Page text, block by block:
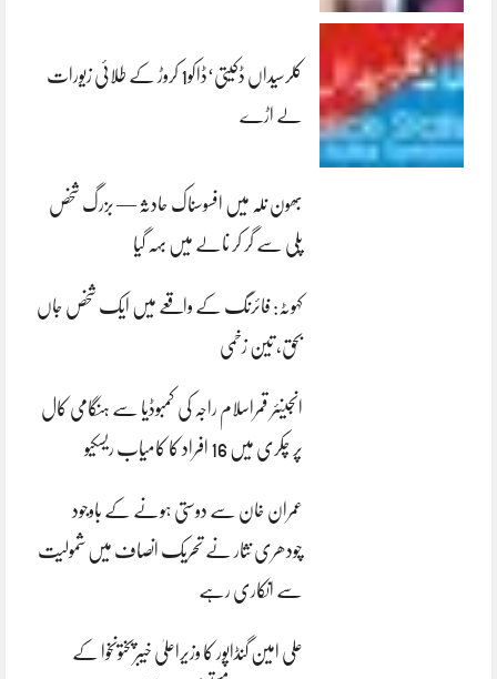
کلرسیداں ڈکیتی‘ڈاکو1 کروڑ کے طلائی زیورات
لے اڑے
بھون نلہ میں افسوسناک حادثہ — بزرگ شخص
پلی سے گر کر نالے میں بہہ گیا
کہوٹہ: فائرنگ کے واقعے میں ایک شخص جاں
بحق، تین زخمی
انجینئر قمراسلام راجہ کی کمبوڈیا سے ہنگامی کال
پر چکری میں 16 افراد کا کامیاب ریسکیو
عمران خان سے دوستی ہونے کے باوجود
چودھری نثار نے تحریک انصاف میں شمولیت
سے انکاری رہے
علی امین گنڈاپور کا وزیراعلیٰ خیبرپختونخوا کے